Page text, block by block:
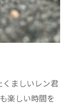
くましいレン君
楽しい時間を